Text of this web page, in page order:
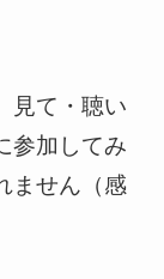
見て・聴い
参加してみ
ません（感